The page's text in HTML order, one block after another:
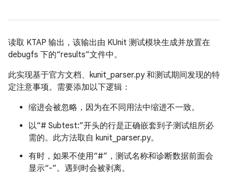
读取 KTAP 输出，该输出由 KUnit 测试模块生成并放置在
debugfs 下的“results”文件中。
此实现基于官方文档、kunit_parser.py 和测试期间发现的特
定注意事项。需要添加以下逻辑：
缩进会被忽略，因为在不同用法中缩进不一致。
以“# Subtest:”开头的行是正确嵌套到子测试组所必
需的。此方法取自 kunit_parser.py。
有时，如果不使用“#”，测试名称和诊断数据前面会
显示“-”。遇到时会被剥离。